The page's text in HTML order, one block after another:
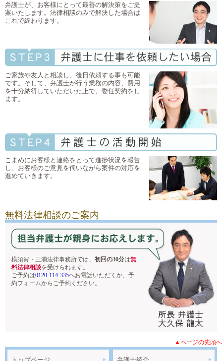
弁護士が、お客様にとって最善の解決策をご提
案いたします。法律相談のみで解決した場合は
これで終わります。
ご家族や友人と相談し、後日依頼する事も可能
です。そして、弁護士が行う業務の内容、費用
を十分納得していただいた上で、委任契約をし
ます。
こまめにお客様と連絡をとって進捗状況を報告
し、お客様のご意見を伺いながら案件の対応を
進めていきます。
無料法律相談のご案内
横須賀・三浦法律事務所では、 初回の30分は無
料法律相談を受けられます。
ご予約は0120-114-335へお電話いただくか、予
約フォームからご予約ください。
▲ページの先頭へ